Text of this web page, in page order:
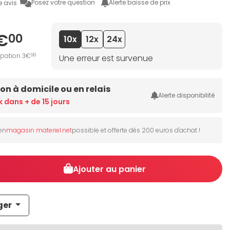
avis Posez votre question Alerte baisse de prix
00
3€98
10x 12x
24x
Une erreur est survenue
à domicile ou en relais
dans + de 15 jours
Alerte disponibilité
magasin materiel.netpossible et offerte dès 200 euros d'achat !
Ajouter au panier